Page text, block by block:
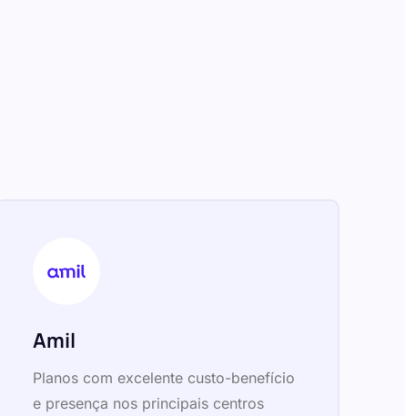
Amil
Planos com excelente custo-benefício
e presença nos principais centros